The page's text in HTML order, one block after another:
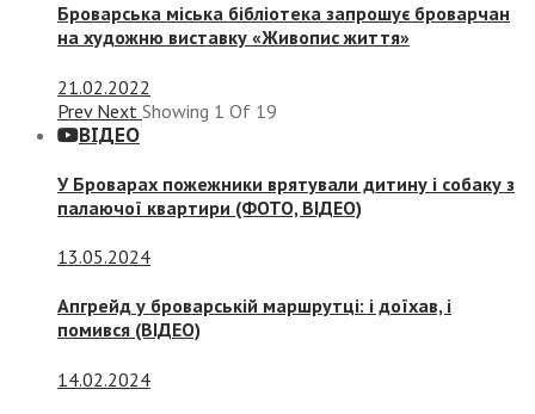
Броварська міська бібліотека запрошує броварчан
на художню виставку «Живопис життя»
21.02.2022
Prev Next Showing 1 Of 19
ВІДЕО
У Броварах пожежники врятували дитину і собаку з
палаючої квартири (ФОТО, ВІДЕО)
13.05.2024
Апгрейд у броварській маршрутці: і доїхав, і
помився (ВІДЕО)
14.02.2024